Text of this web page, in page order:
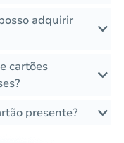
adquirir
cartões
presente?